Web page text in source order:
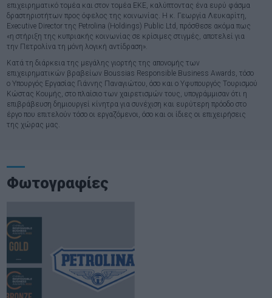
επιχειρηματικό τομέα και στον τομέα ΕΚΕ, καλύπτοντας ένα ευρύ φάσμα
δραστηριοτήτων προς όφελος της κοινωνίας. Η κ. Γεωργία Λευκαρίτη,
Εxecutive Director της Petrolina (Holdings) Public Ltd, πρόσθεσε ακόμα πως
«η στήριξη της κυπριακής κοινωνίας σε κρίσιμες στιγμές, αποτελεί για
την Πετρολίνα τη μόνη λογική αντίδραση».
Κατά τη διάρκεια της μεγάλης γιορτής της απονομής των
επιχειρηματικών βραβείων Boussias Responsible Business Awards, τόσο
ο Υπουργός Εργασίας Γιάννης Παναγιώτου, όσο και ο Yφυπουργός Tουρισμού
Κώστας Κουμής, στο πλαίσιο των χαιρετισμών τους, υπογράμμισαν ότι η
επιβράβευση δημιουργεί κίνητρα για συνέχιση και ευρύτερη πρόοδο στο
έργο που επιτελούν τόσο οι εργαζόμενοι, όσο και οι ίδιες οι επιχειρήσεις
της χώρας μας.
Φωτογραφίες